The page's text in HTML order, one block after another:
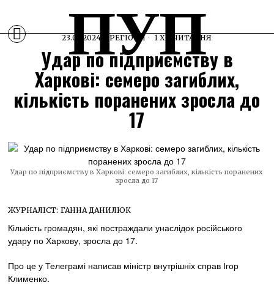
ПУП
23.05.2024 РЕГІОНИ 1 ХВ ЧИТАННЯ
Удар по підприємству в
Харкові: семеро загиблих,
кількість поранених зросла до
17
Удар по підприємству в Харкові: семеро загиблих, кількість поранених
зросла до 17
ЖУРНАЛІСТ: ГАННА ДАНИЛЮК
Кількість громадян, які постраждали унаслідок російського
удару по Харкову, зросла до 17.
Про це у Телеграмі написав міністр внутрішніх справ Ігор
Клименко.